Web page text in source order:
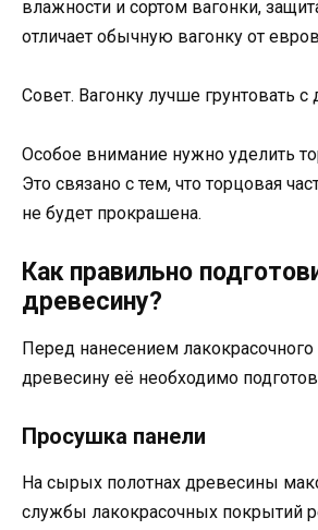
влажности и сортом вагонки,
отличает обычную вагонку от
Совет. Вагонку лучше грунтовать с
Особое внимание нужно уделить
Это связано с тем, что торцовая
не будет прокрашена.
Как правильно
древесину?
Перед нанесением лакокрасочного
древесину её необходимо
Просушка панели
На сырых полотнах древесины
службы лакокрасочных покрытий